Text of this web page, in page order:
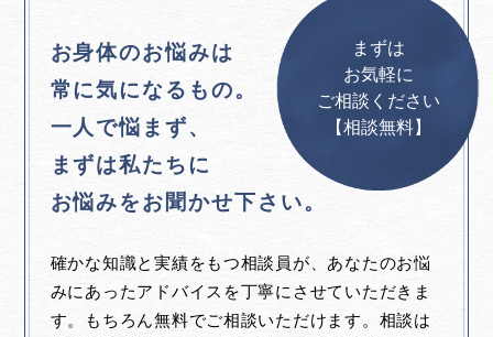
お身体のお悩みは
常に気になるもの。
一人で悩まず、
まずは私たちに
お悩みをお聞かせ下さい。
確かな知識と実績をもつ相談員が、あなたのお悩
みにあったアドバイスを丁寧にさせていただきま
す。もちろん無料でご相談いただけます。相談は
まずは
お気軽に
ご相談ください
【相談無料】